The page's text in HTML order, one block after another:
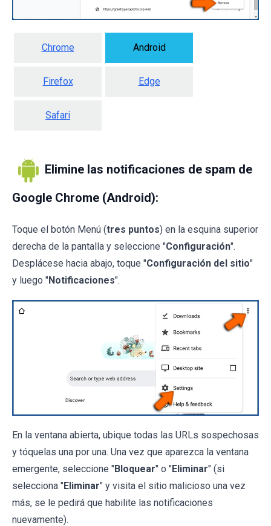
Chrome Android
Firefox Edge
Safari
Elimine las notificaciones de spam de
Google Chrome (Android):
Toque el botón Menú (tres puntos) en la esquina superior
derecha de la pantalla y seleccione "Configuración".
Desplácese hacia abajo, toque "Configuración del sitio"
y luego "Notificaciones".
En la ventana abierta, ubique todas las URLs sospechosas
y tóquelas una por una. Una vez que aparezca la ventana
emergente, seleccione "Bloquear" o "Eliminar" (si
selecciona "Eliminar" y visita el sitio malicioso una vez
más, se le pedirá que habilite las notificaciones
nuevamente).